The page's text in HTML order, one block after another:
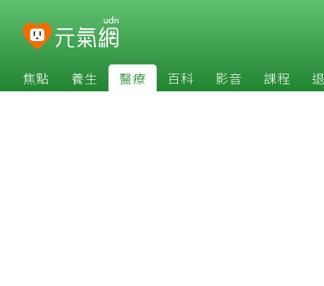
焦點 養生 醫療 百科 影音 課程